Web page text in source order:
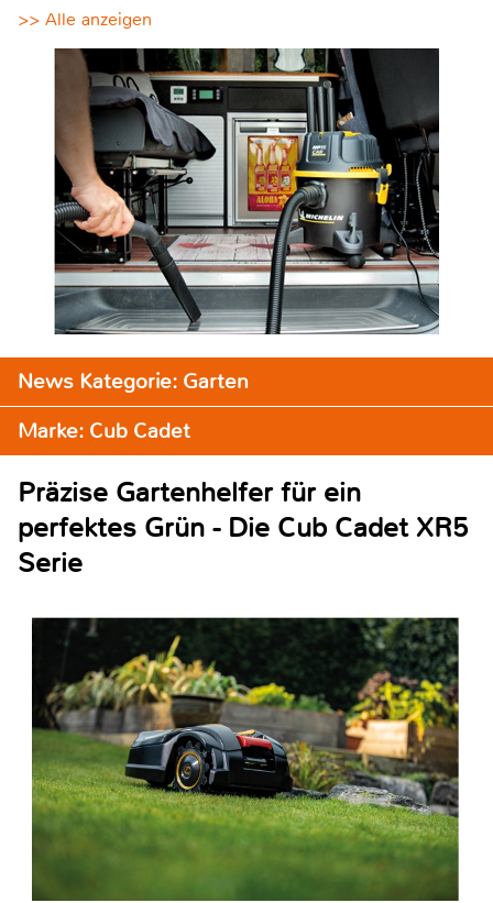
>> Alle anzeigen
News Kategorie: Garten
Marke: Cub Cadet
Präzise Gartenhelfer für ein
perfektes Grün - Die Cub Cadet XR5
Serie